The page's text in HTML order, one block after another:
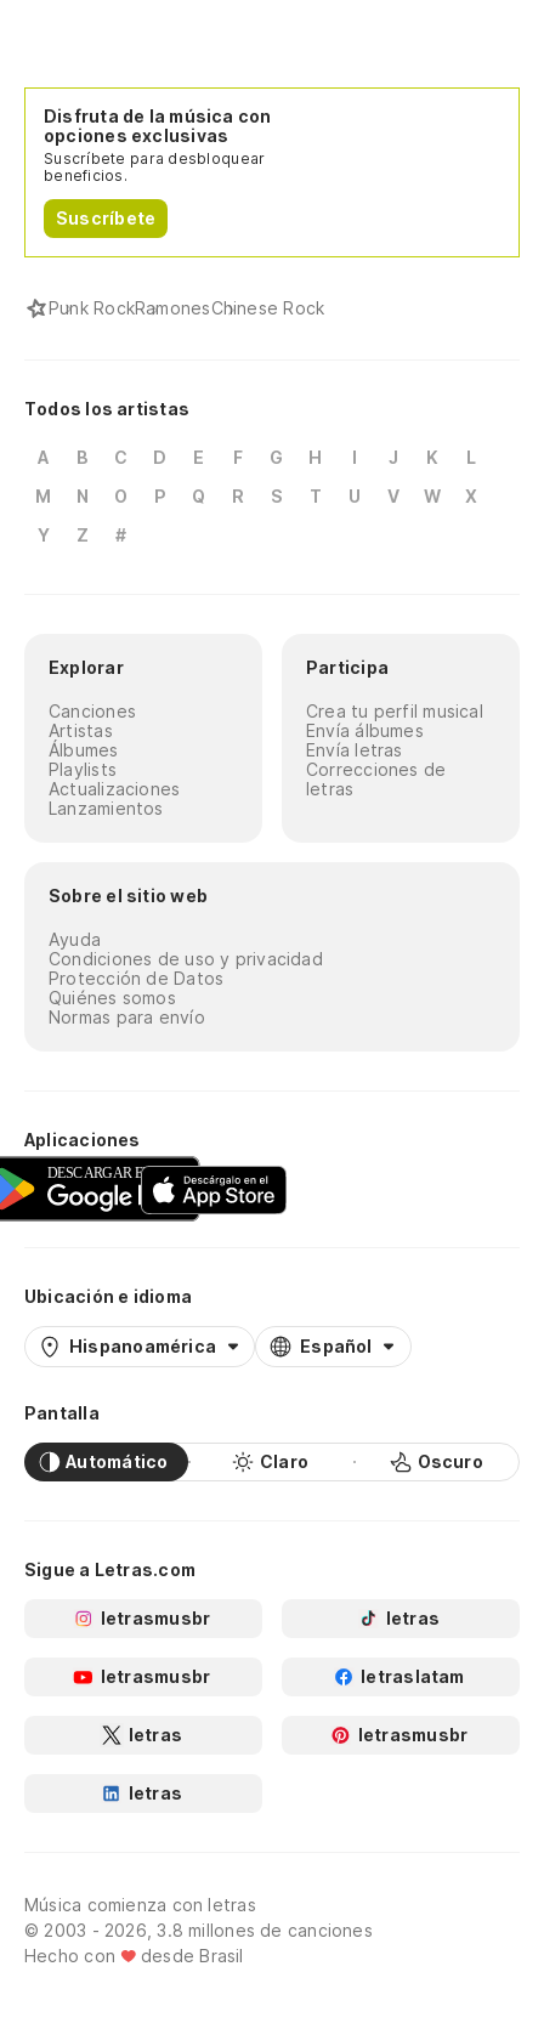
Disfruta de la música con
opciones exclusivas
Suscríbete para desbloquear
beneficios.
Suscríbete
Punk RockRamonesChinese Rock
Todos los artistas
A B C D E F G H I J K
L
M
N O P Q R S T U V W
X
Y
Z #
Explorar
Canciones
Artistas
Álbumes
Playlists
Actualizaciones
Lanzamientos
Participa
Crea tu perfil musical
Envía álbumes
Envía letras
Correcciones de
letras
Sobre el sitio web
Ayuda
Condiciones de uso y privacidad
Protección de Datos
Quiénes somos
Normas para envío
Aplicaciones
Ubicación e idioma
Hispanoamérica Español
Pantalla
Automático Claro Oscuro
Sigue a Letras.com
letrasmusbr letras
letrasmusbr letraslatam
letras letrasmusbr
letras
Música comienza con letras
© 2003 - 2026, 3.8 millones de canciones
Hecho con
desde Brasil